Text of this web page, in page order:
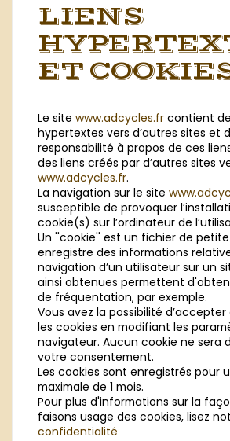
LIENS
ET
Le sitewww.adcycles.fr contient
hypertextes vers d’autres sites et
responsabilité à propos de ces
des liens créés par d’autres sites
www.adcycles.fr.
La navigation sur le site
susceptible de provoquer
cookie(s) sur l’ordinateur de
Un ''cookie'' est un fichier de
enregistre des informations
navigation d’un utilisateur sur un
ainsi obtenues permettent
de fréquentation, par exemple.
Vous avez la possibilité
les cookies en modifiant les
navigateur. Aucun cookie ne sera
votre consentement.
Les cookies sont enregistrés pour
maximale de 1 mois.
Pour plus d'informations sur la
faisons usage des cookies, lisez
confidentialité